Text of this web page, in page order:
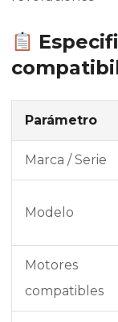
Parámetro
Marca / Serie
Modelo
Motores
compatibles